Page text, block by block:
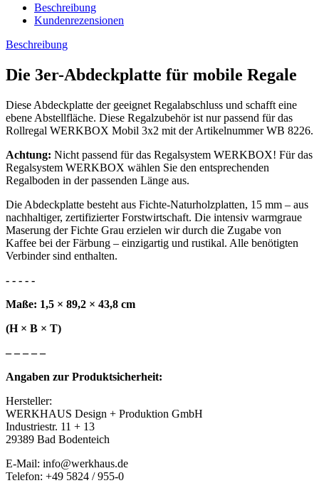
Beschreibung
Kundenrezensionen
Beschreibung
Die 3er-Abdeckplatte für mobile Regale
Diese Abdeckplatte der geeignet Regalabschluss und schafft eine
ebene Abstellfläche. Diese Regalzubehör ist nur passend für das
Rollregal WERKBOX Mobil 3x2 mit der Artikelnummer WB 8226.
Achtung: Nicht passend für das Regalsystem WERKBOX! Für das
Regalsystem WERKBOX wählen Sie den entsprechenden
Regalboden in der passenden Länge aus.
Die Abdeckplatte besteht aus Fichte-Naturholzplatten, 15 mm – aus
nachhaltiger, zertifizierter Forstwirtschaft. Die intensiv warmgraue
Maserung der Fichte Grau erzielen wir durch die Zugabe von
Kaffee bei der Färbung – einzigartig und rustikal. Alle benötigten
Verbinder sind enthalten.
- - - - -
Maße: 1,5 × 89,2 × 43,8 cm
(H × B × T)
– – – – –
Angaben zur Produktsicherheit:
Hersteller:
WERKHAUS Design + Produktion GmbH
Industriestr. 11 + 13
29389 Bad Bodenteich
E-Mail: info@werkhaus.de
Telefon: +49 5824 / 955-0